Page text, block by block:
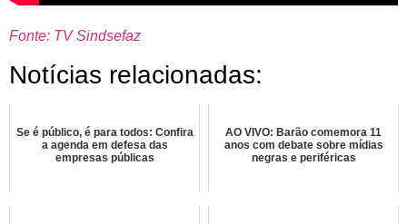
Fonte: TV Sindsefaz
Notícias relacionadas:
Se é público, é para todos: Confira
a agenda em defesa das
empresas públicas
AO VIVO: Barão comemora 11
anos com debate sobre mídias
negras e periféricas